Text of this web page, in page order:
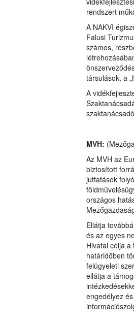
rendszert
A NAKVI
Falusi
számos,
társulások, a
A
MVH:
Az MVH az
biztosított
juttatások
országos
Ellátja
és az egyes
Hivatal célja
határidőben
felügyeleti
ellátja a
engedélyez